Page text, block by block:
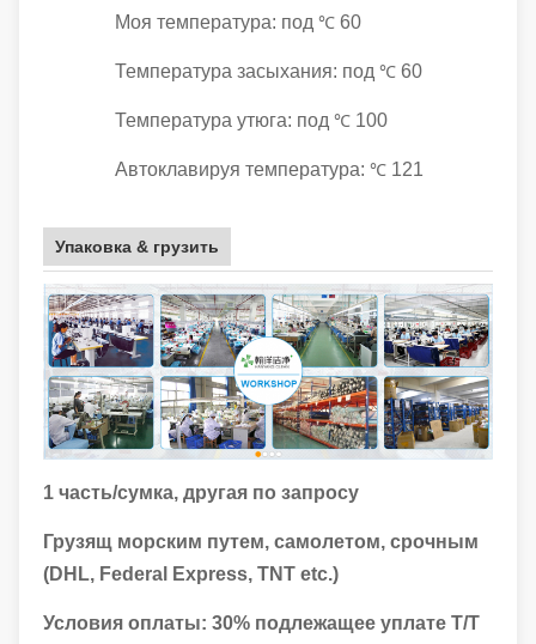
Моя температура: под ℃ 60
Температура засыхания: под ℃ 60
Температура утюга: под ℃ 100
Автоклавируя температура: ℃ 121
Упаковка & грузить
1 часть/сумка, другая по запросу
Грузящ морским путем, самолетом, срочным
(DHL, Federal Express, TNT etc.)
Условия оплаты: 30% подлежащее уплате T/T